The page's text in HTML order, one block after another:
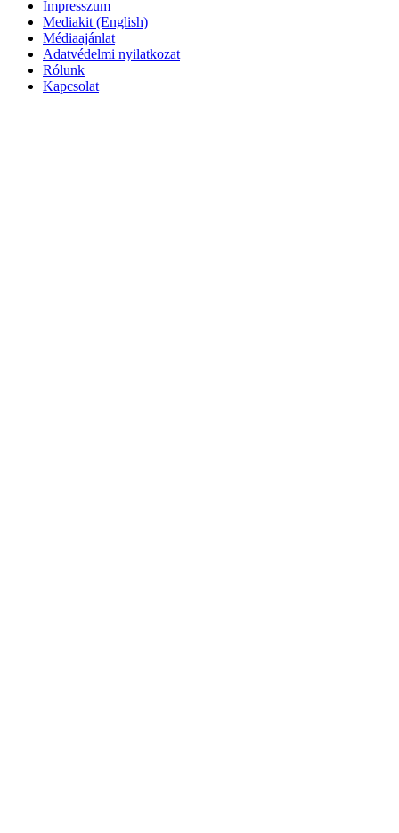
Impresszum
Mediakit (English)
Médiaajánlat
Adatvédelmi nyilatkozat
Rólunk
Kapcsolat